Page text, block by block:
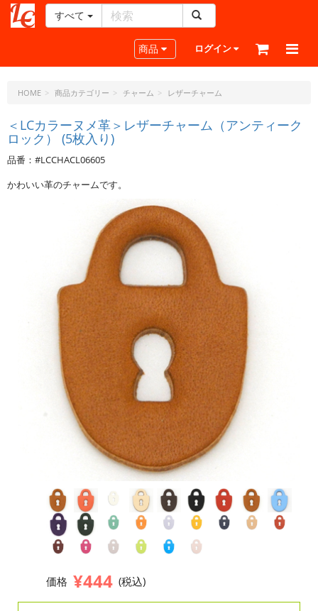
ー
ラ
ト・
ド
ッ
ト・
ジ
すべて
Toggle navigation
商品 ログイン
HOME 商品カテゴリー チャーム レザーチャーム
＜LCカラーヌメ革＞レザーチャーム（アンティーク
ロック） (5枚入り)
品番：#LCCHACL06605
かわいい革のチャームです。
価格 ¥444 (税込)